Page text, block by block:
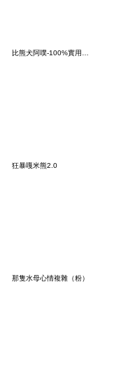
狂暴嘎米熊2.0
那隻水母心情複雜（粉）